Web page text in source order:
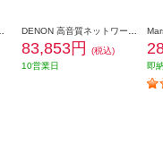
83,853円
(税込)
10営業日
即